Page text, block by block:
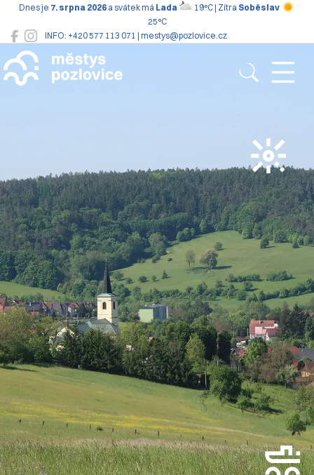
INFO: +420 577 113 071 | mestys@pozlovice.cz
Dnes je 7. srpna 2026 a svátek má Lada 19°C | Zítra Soběslav
25°C
Pozlovice